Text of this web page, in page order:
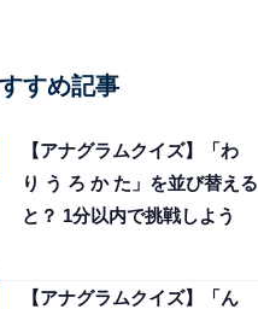
すめ記事
【アナグラムクイズ】「わ
り う ろ か た」を並び替える
と？ 1分以内で挑戦しよう
【アナグラムクイズ】「ん